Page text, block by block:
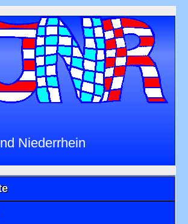
Niederrhein
Schachverband 1901